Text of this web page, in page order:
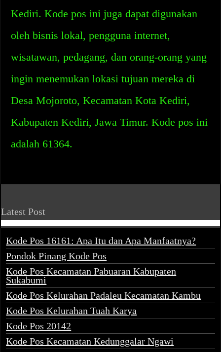
Kediri. Kode pos ini juga dapat digunakan
oleh bisnis lokal, pengguna internet,
wisatawan, pedagang, dan orang-orang yang
ingin menemukan lokasi tujuan mereka di
Desa Mojoroto, Kecamatan Kota Kediri,
Kabupaten Kediri, Jawa Timur. Kode pos ini
adalah 61364.
Latest Post
Kode Pos 16161: Apa Itu dan Apa Manfaatnya?
Pondok Pinang Kode Pos
Kode Pos Kecamatan Pabuaran Kabupaten
Sukabumi
Kode Pos Kelurahan Padaleu Kecamatan Kambu
Kode Pos Kelurahan Tuah Karya
Kode Pos 20142
Kode Pos Kecamatan Kedunggalar Ngawi